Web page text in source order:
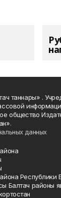
таннары» .
общество
данных
Республики
Балтач районы